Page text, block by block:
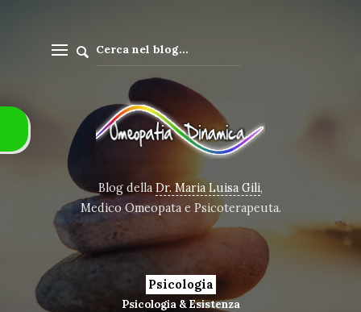
Blog della Dr. Maria Luisa Gili,
Medico Omeopata e Psicoterapeuta.
Psicologia
Psicologia & Esistenza